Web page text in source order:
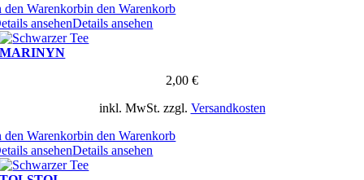
den Warenkorbin den Warenkorb
ansehenDetails ansehen
MARINYN
2,00 €
inkl. MwSt. zzgl. Versandkosten
den Warenkorbin den Warenkorb
ansehenDetails ansehen